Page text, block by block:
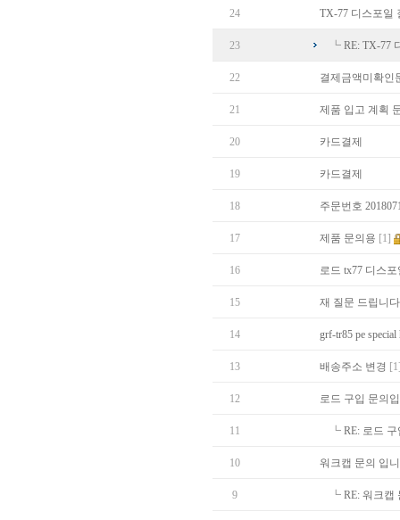
24 TX-77 디스포일
23 ┗ RE: TX-77
22 결제금액미확인
21 제품 입고 계획
20 카드결제
19 카드결제
18 주문번호
17 제품 문의용 [1]
16 로드 tx77 디스
15 재 질문 드립니다
14 grf-tr85 pe
13 배송주소 변경
12 로드 구입 문의
11 ┗ RE: 로드
10 워크캡 문의 입
9 ┗ RE: 워크캡